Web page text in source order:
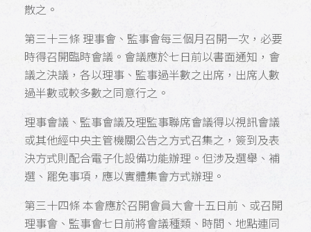
散之。
第三十三條 理事會、監事會每三個月召開一次，必要
時得召開臨時會議。會議應於七日前以書面通知，會
議之決議，各以理事、監事過半數之出席，出席人數
過半數或較多數之同意行之。
理事會議、監事會議及理監事聯席會議得以視訊會議
或其他經中央主管機關公告之方式召集之，簽到及表
決方式則配合電子化設備功能辦理。但涉及選舉、補
選、罷免事項，應以實體集會方式辦理。
第三十四條 本會應於召開會員大會十五日前、或召開
理事會、監事會七日前將會議種類、時間、地點連同